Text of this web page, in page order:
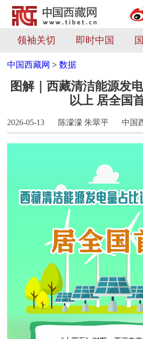
领袖关切 即时中国
中国西藏网 >数据
图解｜西藏清洁能源发
以上 居全国
2026-05-13 陈濛濛 朱翠平 中国